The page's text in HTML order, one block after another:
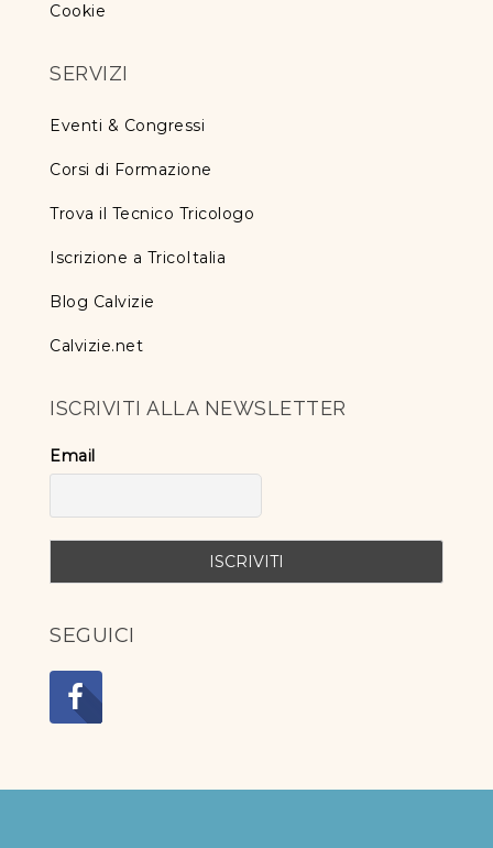
Cookie
SERVIZI
Eventi & Congressi
Corsi di Formazione
Trova il Tecnico Tricologo
Iscrizione a TricoItalia
Blog Calvizie
Calvizie.net
ISCRIVITI ALLA NEWSLETTER
Email
SEGUICI